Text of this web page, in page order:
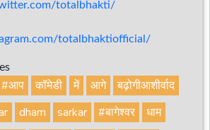
totalbhakti/
totalbhaktiofficial/
#आप कॉमेडी में आगे
बढ़ोगीआशीर्वाद
dham sarkar #बागेश्वर
धाम